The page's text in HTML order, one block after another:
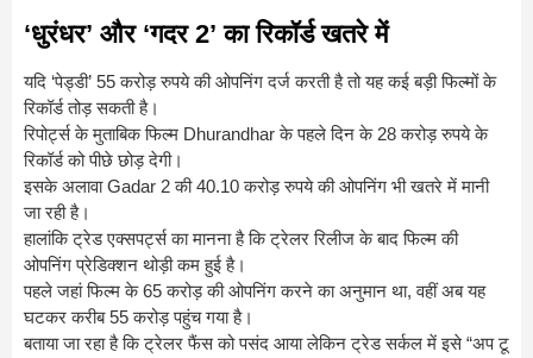
‘धुरंधर’ और ‘गदर 2’ का रिकॉर्ड खतरे में
यदि ‘पेड्डी’ 55 करोड़ रुपये की ओपनिंग दर्ज करती है तो यह कई बड़ी फिल्मों के
रिकॉर्ड तोड़ सकती है।
रिपोर्ट्स के मुताबिक फिल्म Dhurandharके पहले दिन के 28 करोड़ रुपये के
रिकॉर्ड को पीछे छोड़ देगी।
इसके अलावाGadar 2की 40.10 करोड़ रुपये की ओपनिंग भी खतरे में मानी
जा रही है।
हालांकि ट्रेड एक्सपर्ट्स का मानना है कि ट्रेलर रिलीज के बाद फिल्म की
ओपनिंग प्रेडिक्शन थोड़ी कम हुई है।
पहले जहां फिल्म के 65 करोड़ की ओपनिंग करने का अनुमान था, वहीं अब यह
घटकर करीब 55 करोड़ पहुंच गया है।
बताया जा रहा है कि ट्रेलर फैंस को पसंद आया लेकिन ट्रेड सर्कल में इसे “अप टू